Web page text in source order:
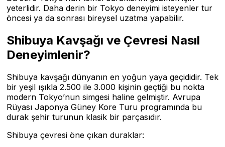
yeterlidir. Daha derin bir Tokyo deneyimi isteyenler tur
öncesi ya da sonrası bireysel uzatma yapabilir.
Shibuya Kavşağı ve Çevresi Nasıl
Deneyimlenir?
Shibuya kavşağı dünyanın en yoğun yaya geçididir. Tek
bir yeşil ışıkla 2.500 ile 3.000 kişinin geçtiği bu nokta
modern Tokyo’nun simgesi haline gelmiştir. Avrupa
Rüyası Japonya Güney Kore Turu programında bu
durak şehir turunun klasik bir parçasıdır.
Shibuya çevresi öne çıkan duraklar: